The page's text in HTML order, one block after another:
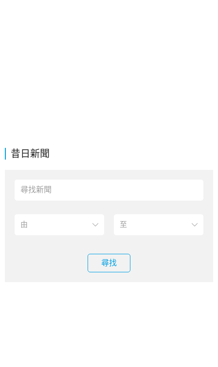
昔日新聞
尋找